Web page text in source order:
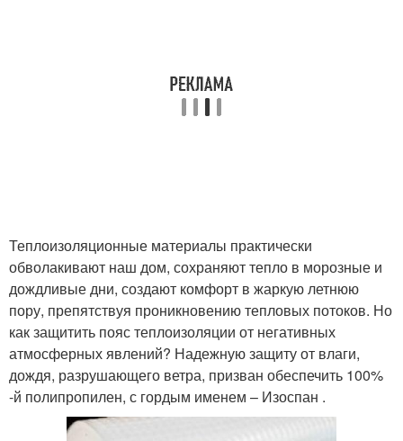
Теплоизоляционные материалы практически
обволакивают наш дом, сохраняют тепло в морозные и
дождливые дни, создают комфорт в жаркую летнюю
пору, препятствуя проникновению тепловых потоков. Но
как защитить пояс теплоизоляции от негативных
атмосферных явлений? Надежную защиту от влаги,
дождя, разрушающего ветра, призван обеспечить 100%
-й полипропилен, с гордым именем – Изоспан .